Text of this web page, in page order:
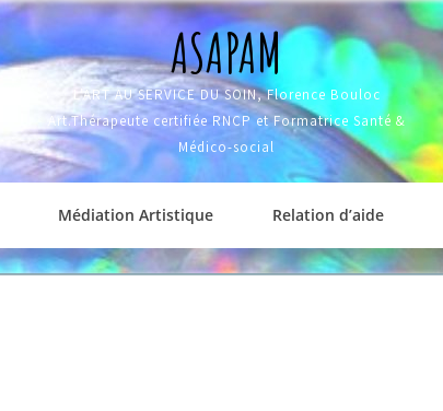
ASAPAM
L'ART AU SERVICE DU SOIN, Florence Bouloc
Art.Thérapeute certifiée RNCP et Formatrice Santé &
Médico-social
Médiation Artistique Relation d’aide